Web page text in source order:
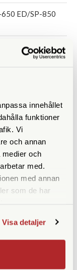
innehållet
funktioner
Vi
och annan
medier och
med.
med annan
som de har
Visa detaljer
650 ED/SP-850